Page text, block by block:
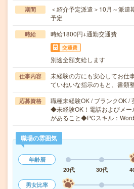
期間
＜紹介予定派遣＞10月～派
予定
時給 時給1800円+通勤交通費
交通費
別途全額支給します
仕事内容
未経験の方にも安心してお仕
ていねいな指示のもと、書類
応募資格
職種未経験OK / ブランクOK /
◆未経験OK！電話およびメー
があること◆PCスキル：
職場の雰囲気
年齢層
20代
30代
男女比率